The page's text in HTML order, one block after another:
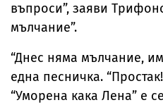
въпроси”, заяви
мълчание”.
“Днес няма мълчание,
една песничка.
“Уморена кака Лена” е